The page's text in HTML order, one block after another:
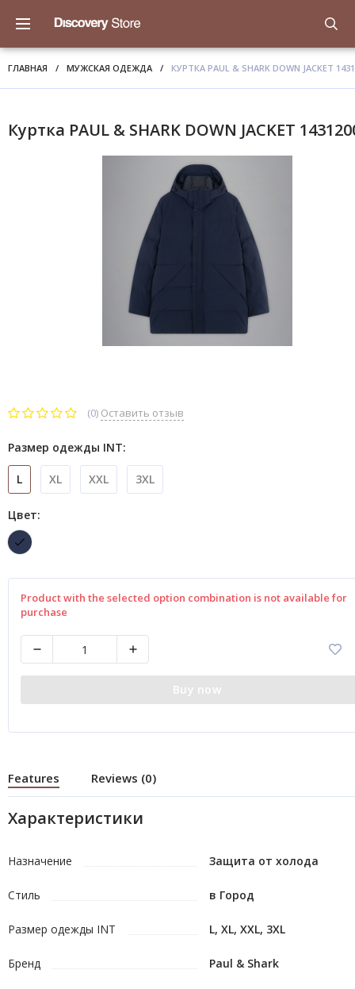
ГЛАВНАЯ / МУЖСКАЯ ОДЕЖДА / КУРТКА PAUL & SHARK DOWN JACKET
Куртка PAUL & SHARK DOWN JACKET
(0) Оставить отзыв
Размер одежды INT:
L XL XXL 3XL
Цвет:
Product with the selected option combination is not available for
purchase
Buy now
Features Reviews (0)
Характеристики
Назначение Защита от холода
Стиль в Город
Размер одежды INT L, XL, XXL, 3XL
Бренд Paul & Shark